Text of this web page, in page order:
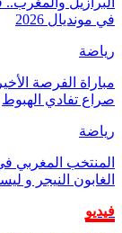
في مونديال 2026
رياضة
مباراة الفرصة
صراع تفادي الهبوط
رياضة
المنتخب المغربي
الغابون النيجر و
فيديو